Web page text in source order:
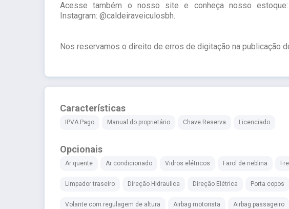
Acesse também o nosso site e conheça nosso estoque:
Instagram: @caldeiraveiculosbh.
Nos reservamos o direito de erros de digitação na publicação
Características
IPVA Pago Manual do proprietário Chave Reserva Licenciado
Opcionais
Ar quente Ar condicionado Vidros elétricos Farol de neblina
Limpador traseiro Direção Hidraulica Direção Elétrica Porta copos
Volante com regulagem de altura Airbag motorista Airbag passageiro